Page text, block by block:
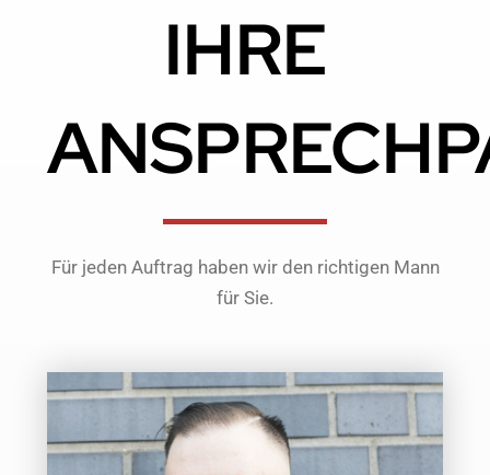
IHRE
Für jeden Auftrag haben wir den richtigen Mann
für Sie.